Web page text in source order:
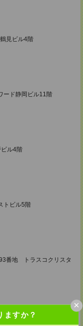
ますか？
×
見ビル4階
ード静岡ビル11階
ル4階
トビル5階
番地 トラスコクリスタ